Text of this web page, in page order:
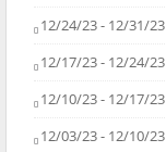
12/24/23 - 12/31/23
12/17/23 - 12/24/23
12/10/23 - 12/17/23
12/03/23 - 12/10/23